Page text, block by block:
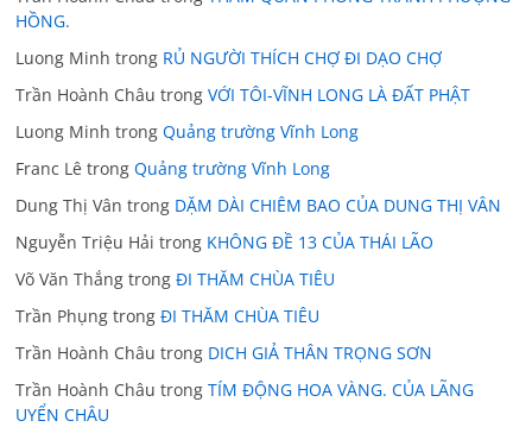
HỒNG.
Luong Minh trong RỦ NGƯỜI THÍCH CHỢ ĐI DẠO CHỢ
Trần Hoành Châu trongVỚI TÔI-VĨNH LONG LÀ ĐẤT PHẬT
Luong Minh trongQuảng trường Vĩnh Long
Franc Lê trongQuảng trường Vĩnh Long
Dung Thị Vân trong DẶM DÀI CHIÊM BAO CỦA DUNG THỊ VÂN
Nguyễn Triệu Hải trong KHÔNG ĐỀ 13 CỦA THÁI LÃO
Võ Văn Thắng trongĐI THĂM CHÙA TIÊU
Trần Phụng trongĐI THĂM CHÙA TIÊU
Trần Hoành Châu trong DICH GIẢ THÂN TRỌNG SƠN
Trần Hoành Châu trongTÍM ĐỘNG HOA VÀNG. CỦA LÃNG
UYỂN CHÂU